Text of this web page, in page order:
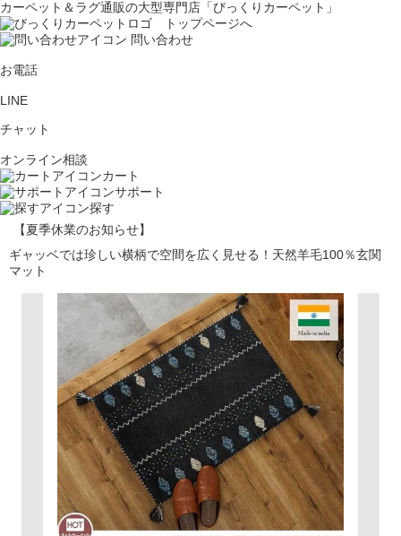
カーペット＆ラグ通販の大型専門店「びっくりカーペット」
問い合わせ
お電話
LINE
チャット
オンライン相談
カート
サポート
探す
【夏季休業のお知らせ】
ギャッベでは珍しい横柄で空間を広く見せる！天然羊毛100％玄関
マット